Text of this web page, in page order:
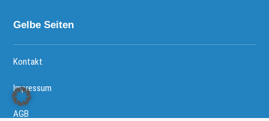
Gelbe Seiten
Kontakt
Impressum
AGB